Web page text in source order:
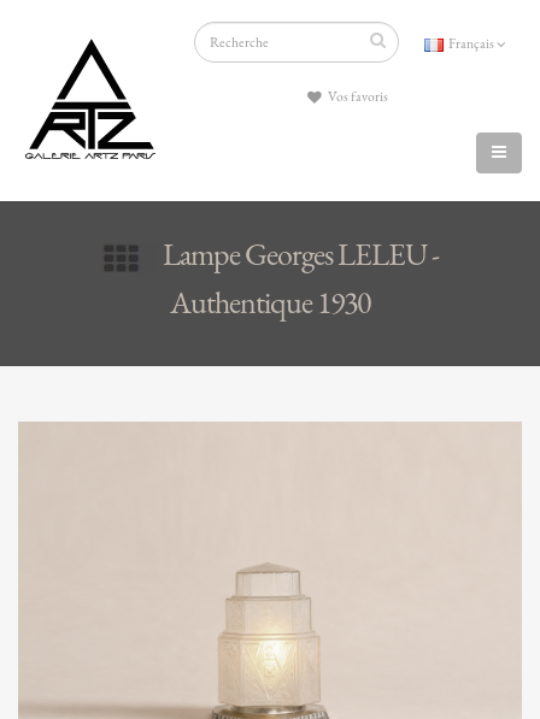
Français
Vos favoris
Lampe Georges LELEU -
Authentique 1930